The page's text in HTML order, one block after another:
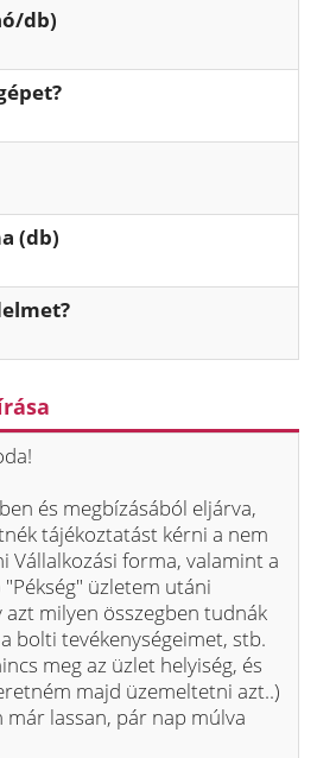
db)
(db)
és megbízásából eljárva,
tájékoztatást kérni a nem
Vállalkozási forma, valamint a
üzletem utáni
milyen összegben tudnák
bolti tevékenységeimet, stb.
meg az üzlet helyiség, és
majd üzemeltetni azt..)
már lassan, pár nap múlva